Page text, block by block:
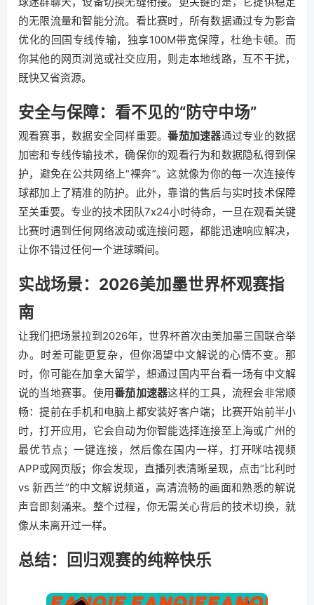
的无限流量和智能分流。看比赛时，所有数据通过专为影音
优化的回国专线传输，独享100M带宽保障，杜绝卡顿。而
你其他的网页浏览或社交应用，则走本地线路，互不干扰，
既快又省资源。
安全与保障：看不见的“防守中场”
观看赛事，数据安全同样重要。番茄加速器通过专业的数据
加密和专线传输技术，确保你的观看行为和数据隐私得到保
护，避免在公共网络上“裸奔”。这就像为你的每一次连接传
球都加上了精准的防护。此外，靠谱的售后与实时技术保障
至关重要。专业的技术团队7x24小时待命，一旦在观看关键
比赛时遇到任何网络波动或连接问题，都能迅速响应解决，
让你不错过任何一个进球瞬间。
实战场景：2026美加墨世界杯观赛指
南
让我们把场景拉到2026年，世界杯首次由美加墨三国联合举
办。时差可能更复杂，但你渴望中文解说的心情不变。那
时，你可能在加拿大留学，想通过国内平台看一场有中文解
说的当地赛事。使用番茄加速器这样的工具，流程会非常顺
畅：提前在手机和电脑上都安装好客户端；比赛开始前半小
时，打开应用，它会自动为你智能选择连接至上海或广州的
最优节点；一键连接，然后像在国内一样，打开咪咕视频
APP或网页版；你会发现，直播列表清晰呈现，点击“比利时
vs 新西兰”的中文解说频道，高清流畅的画面和熟悉的解说
声音即刻涌来。整个过程，你无需关心背后的技术切换，就
像从未离开过一样。
总结：回归观赛的纯粹快乐